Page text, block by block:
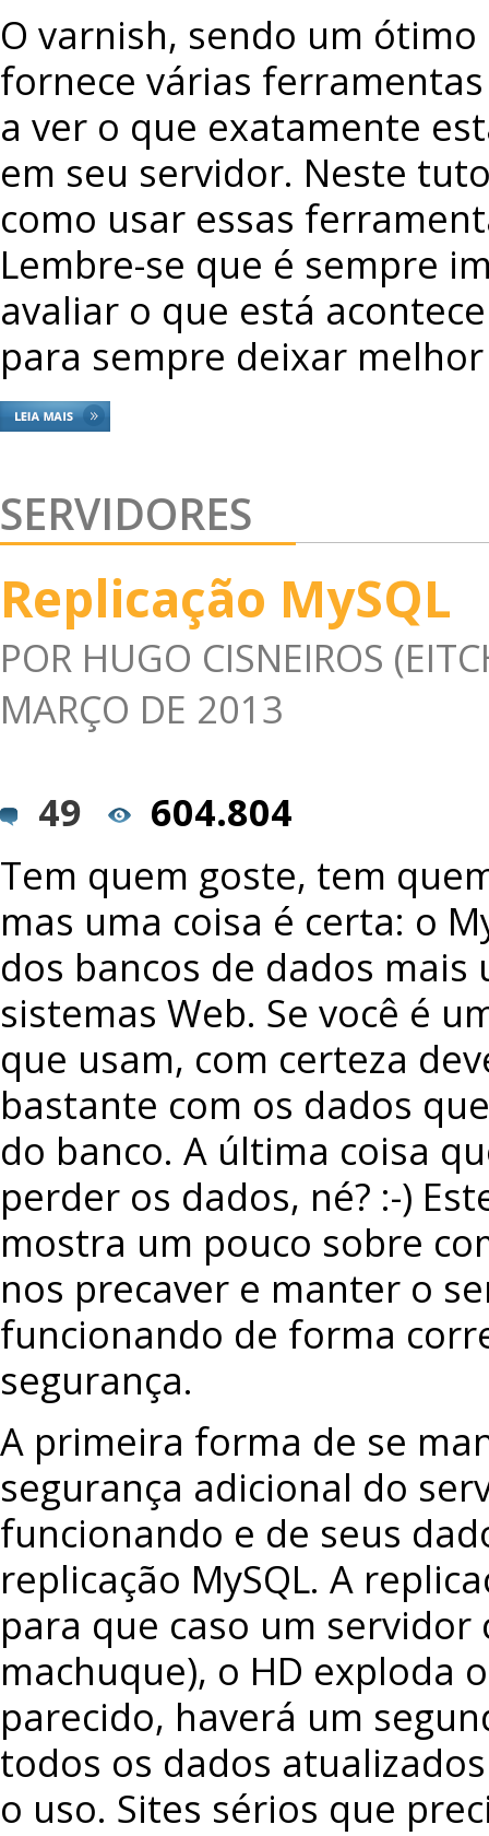
O varnish, sendo um
fornece várias
a ver o que exatamente
em seu servidor. Neste
como usar essas
Lembre-se que é sempre
avaliar o que está
para sempre deixar
SERVIDORES
Replicação MySQL
POR HUGO CISNEIROS
MARÇO DE 2013
49
604.804
Tem quem goste, tem
mas uma coisa é certa: o
dos bancos de dados mais
sistemas Web. Se você é
que usam, com certeza
bastante com os dados
do banco. A última coisa
perder os dados, né? :-)
mostra um pouco sobre
nos precaver e manter o
funcionando de forma
segurança.
A primeira forma de se
segurança adicional do
funcionando e de seus
replicação MySQL. A
para que caso um servidor
machuque), o HD exploda
parecido, haverá um
todos os dados
o uso. Sites sérios que